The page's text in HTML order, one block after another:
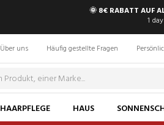
🌞 8€ RABATT AUF
1 day
Über uns Häufig gestellte Fragen
HAARPFLEGE HAUS